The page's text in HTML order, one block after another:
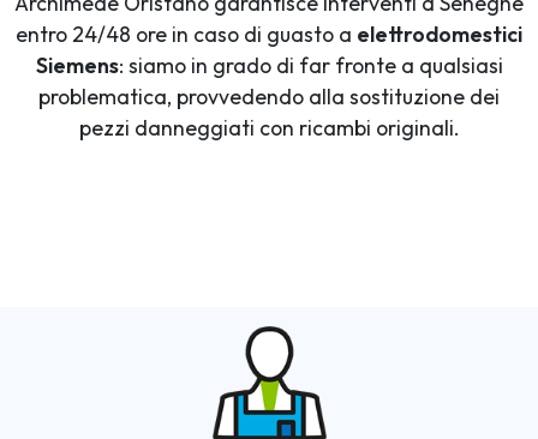
entro 24/48 ore in caso di guasto a elettrodomestici
Siemens: siamo in grado di far fronte a qualsiasi
problematica, provvedendo alla sostituzione dei
pezzi danneggiati con ricambi originali.